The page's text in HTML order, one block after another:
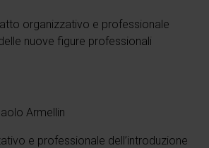
organizzativo e professionale
nuove figure professionali
Armellin
e professionale dell’introduzione